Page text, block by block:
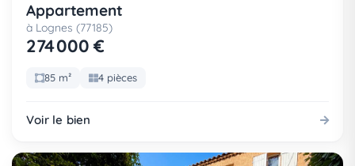
Appartement
à Lognes (77185)
274 000 €
85 m² 4 pièces
Voir le bien